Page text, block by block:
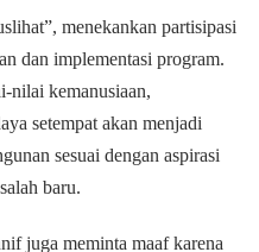
menekankan partisipasi
dan implementasi program.
nilai kemanusiaan,
setempat akan menjadi
sesuai dengan aspirasi
baru.
juga meminta maaf karena